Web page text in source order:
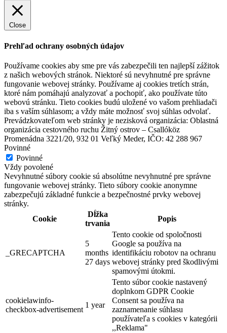
Bazový festival
Kyselica, September 05
FestivalKoncert
Vojenské múzeum
Orechová Potôň, Február 01
Program pre deti
Thermalpark Dunajská Streda
Dunajská Streda, Január 01
Mesto Dunajská Streda
Plavby cez plavebné komory na Vodnom diele Gabčíkovo
Close
Prehľad ochrany osobných údajov
Používame cookies aby sme pre vás zabezpečili ten najlepší zážitok
z našich webových stránok. Niektoré sú nevyhnutné pre správne
fungovanie webovej stránky. Používame aj cookies tretích strán,
ktoré nám pomáhajú analyzovať a pochopiť, ako používate túto
webovú stránku. Tieto cookies budú uložené vo vašom prehliadači
iba s vaším súhlasom; a vždy máte možnosť svoj súhlas odvolať.
Prevádzkovateľom web stránky je nezisková organizácia: Oblastná
organizácia cestovného ruchu Žitný ostrov – Csallóköz
Promenádna 3221/20, 932 01 Veľký Meder, IČO: 42 288 967
Povinné
Povinné
Vždy povolené
Nevyhnutné súbory cookie sú absolútne nevyhnutné pre správne
fungovanie webovej stránky. Tieto súbory cookie anonymne
zabezpečujú základné funkcie a bezpečnostné prvky webovej
stránky.
Cookie
Dĺžka
trvania
Popis
_GRECAPTCHA
5
months
27 days
Tento cookie od spoločnosti
Google sa používa na
identifikáciu robotov na ochranu
webovej stránky pred škodlivými
spamovými útokmi.
cookielawinfo-
checkbox-advertisement
1 year
Tento súbor cookie nastavený
doplnkom GDPR Cookie
Consent sa používa na
zaznamenanie súhlasu
používateľa s cookies v kategórii
,,Reklama"